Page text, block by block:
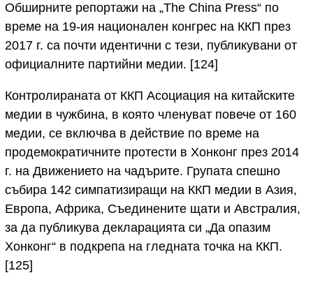
Обширните репортажи на „The China Press“ по
време на 19-ия национален конгрес на ККП през
2017 г. са почти идентични с тези, публикувани от
официалните партийни медии. [124]
Контролираната от ККП Асоциация на китайските
медии в чужбина, в която членуват повече от 160
медии, се включва в действие по време на
продемократичните протести в Хонконг през 2014
г. на Движението на чадърите. Групата спешно
събира 142 симпатизиращи на ККП медии в Азия,
Европа, Африка, Съединените щати и Австралия,
за да публикува декларацията си „Да опазим
Хонконг“ в подкрепа на гледната точка на ККП.
[125]